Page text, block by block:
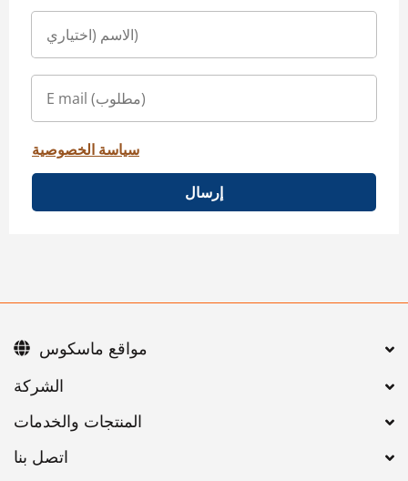
سياسة الخصوصية
إرسال
اتصل بنا
مواقع ماسكوس